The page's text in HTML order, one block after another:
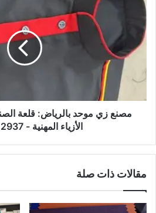
مصنع زي موحد بالرياض: قلعة
الأزياء المهنية - 0597212937
مقالات ذات صلة